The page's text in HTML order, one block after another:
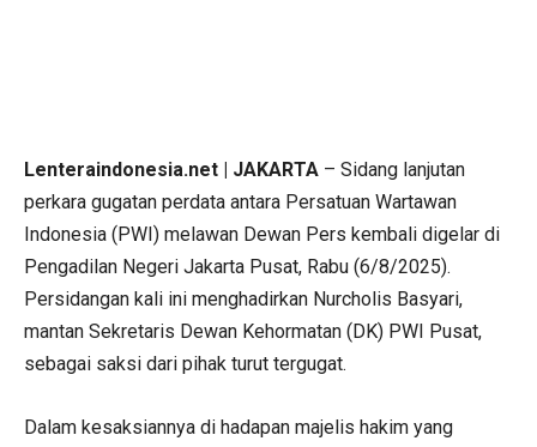
Lenteraindonesia.net | JAKARTA – Sidang lanjutan
perkara gugatan perdata antara Persatuan Wartawan
Indonesia (PWI) melawan Dewan Pers kembali digelar di
Pengadilan Negeri Jakarta Pusat, Rabu (6/8/2025).
Persidangan kali ini menghadirkan Nurcholis Basyari,
mantan Sekretaris Dewan Kehormatan (DK) PWI Pusat,
sebagai saksi dari pihak turut tergugat.
Dalam kesaksiannya di hadapan majelis hakim yang